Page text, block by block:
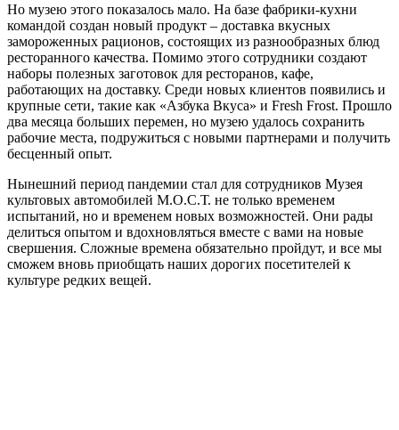
Но музею этого показалось мало. На базе фабрики-кухни
командой создан новый продукт – доставка вкусных
замороженных рационов, состоящих из разнообразных блюд
ресторанного качества. Помимо этого сотрудники создают
наборы полезных заготовок для ресторанов, кафе,
работающих на доставку. Среди новых клиентов появились и
крупные сети, такие как «Азбука Вкуса» и Fresh Frost. Прошло
два месяца больших перемен, но музею удалось сохранить
рабочие места, подружиться с новыми партнерами и получить
бесценный опыт.
Нынешний период пандемии стал для сотрудников Музея
культовых автомобилей М.О.С.Т. не только временем
испытаний, но и временем новых возможностей. Они рады
делиться опытом и вдохновляться вместе с вами на новые
свершения. Сложные времена обязательно пройдут, и все мы
сможем вновь приобщать наших дорогих посетителей к
культуре редких вещей.